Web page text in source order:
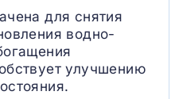
для снятия
водно-
улучшению